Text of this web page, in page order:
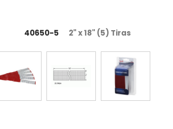
40650-5 2" x 18" (5) Tiras